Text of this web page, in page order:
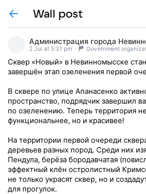
Wall post
Администрация города
2 Jul at 5:31 pm · Government
Сквер «Новый» в Невинномысске
завершён этап озеленения первой
В сквере по улице Апанасенко
пространство, подрядчик завершил
по озеленению. Теперь территория
функциональнее, но и красивее!
На территории первой очереди
деревьев разных пород. Среди них
Пендула, берёза бородавчатая
эффектный клён остролистный
не только украсят сквер, но и
для прогулок.